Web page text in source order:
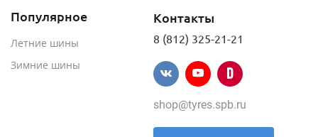
Популярное
Летние шины
Зимние шины
Контакты
8 (812) 325-21-21
shop@tyres.spb.ru